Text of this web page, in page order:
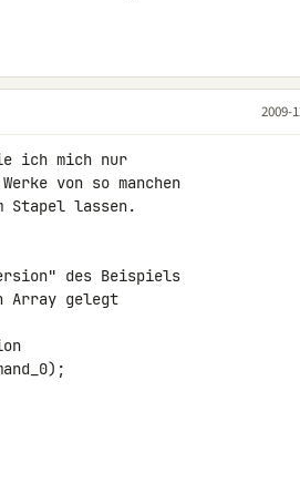
2009-
ich mich nur
von so manchen
Stapel lassen.
des Beispiels
Array gelegt